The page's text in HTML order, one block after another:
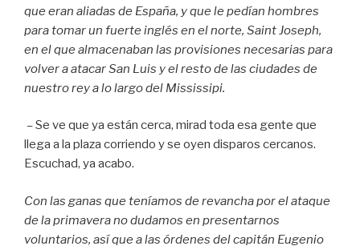
que eran aliadas de España, y que le pedían hombres
para tomar un fuerte inglés en el norte, Saint Joseph,
en el que almacenaban las provisiones necesarias para
volver a atacar San Luis y el resto de las ciudades de
nuestro rey a lo largo del Mississipi.
–Se ve que ya están cerca, mirad toda esa gente que
llega a la plaza corriendo y se oyen disparos cercanos.
Escuchad, ya acabo.
Con las ganas que teníamos de revancha por el ataque
de la primavera no dudamos en presentarnos
voluntarios, así que a las órdenes del capitán Eugenio